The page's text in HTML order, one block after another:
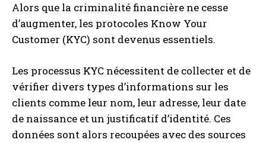
Alors que la criminalité financière ne cesse
d’augmenter, les protocoles Know Your
Customer (KYC) sont devenus essentiels.
Les processus KYC nécessitent de collecter et de
vérifier divers types d’informations sur les
clients comme leur nom, leur adresse, leur date
de naissance et un justificatif d’identité. Ces
données sont alors recoupées avec des sources